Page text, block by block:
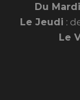
Du
Le Jeudi :
Le